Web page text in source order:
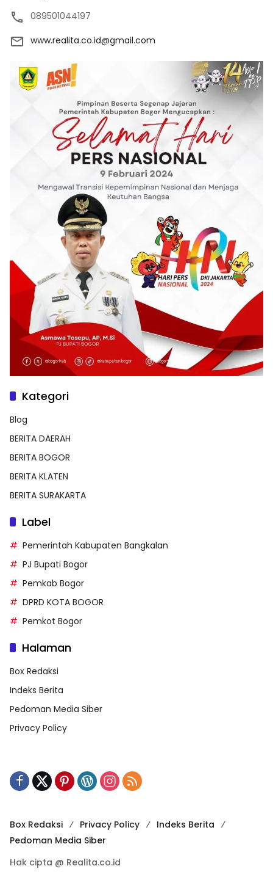
089501044197
www.realita.co.id@gmail.com
Kategori
Blog
BERITA DAERAH
BERITA BOGOR
BERITA KLATEN
BERITA SURAKARTA
Label
Pemerintah Kabupaten Bangkalan
PJ Bupati Bogor
Pemkab Bogor
DPRD KOTA BOGOR
Pemkot Bogor
Halaman
Box Redaksi
Indeks Berita
Pedoman Media Siber
Privacy Policy
Box Redaksi Privacy Policy
Indeks Berita
Pedoman Media Siber
Hak cipta @ Realita.co.id